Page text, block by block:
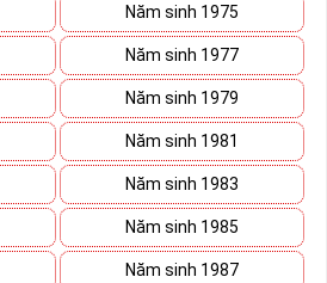
Năm sinh 1975
Năm sinh 1977
Năm sinh 1979
Năm sinh 1981
Năm sinh 1983
Năm sinh 1985
Năm sinh 1987